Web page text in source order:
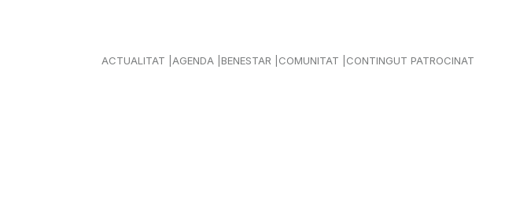
ACTUALITAT AGENDA BENESTAR COMUNITAT CONTINGUT PATROCINAT